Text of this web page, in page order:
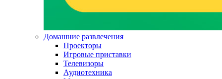
Домашние развлечения
Проекторы
Игровые приставки
Телевизоры
Аудиотехника